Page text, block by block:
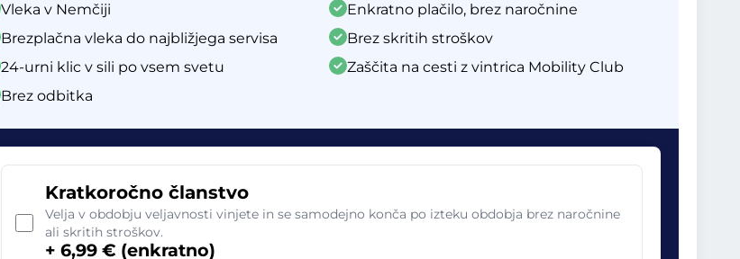
Vleka v Nemčiji
Brezplačna vleka do najbližjega servisa
24-urni klic v sili po vsem svetu
Brez odbitka
Enkratno plačilo, brez naročnine
Brez skritih stroškov
Zaščita na cesti z vintrica Mobility Club
Kratkoročno članstvo
Velja v obdobju veljavnosti vinjete in se samodejno konča po izteku obdobja brez naročnine
ali skritih stroškov.
+ 6,99 € (enkratno)